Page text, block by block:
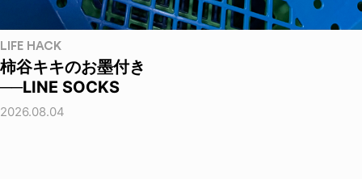
LIFE HACK
柿谷キキのお墨付き
──LINE SOCKS
2026.08.04